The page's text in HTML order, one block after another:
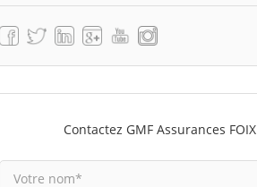
Contactez GMF Assurances FOIX